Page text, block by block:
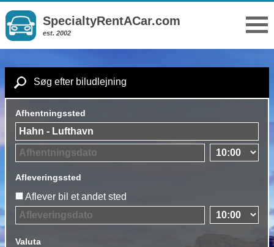
SpecialtyRentACar.com
est. 2002
Søg efter biludlejning
Afhentningssted
Afleveringssted
Aflever bil et andet sted
Valuta